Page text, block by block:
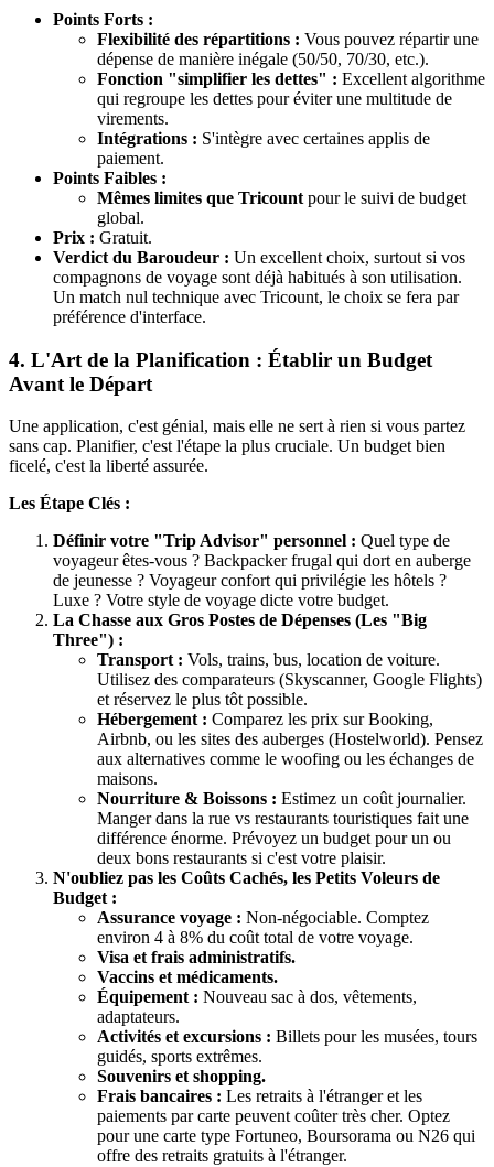
Points Forts :
Flexibilité des répartitions : Vous pouvez répartir une
dépense de manière inégale (50/50, 70/30, etc.).
Fonction "simplifier les dettes" : Excellent algorithme
qui regroupe les dettes pour éviter une multitude de
virements.
Intégrations : S'intègre avec certaines applis de
paiement.
Points Faibles :
Mêmes limites que Tricount pour le suivi de budget
global.
Prix : Gratuit.
Verdict du Baroudeur : Un excellent choix, surtout si vos
compagnons de voyage sont déjà habitués à son utilisation.
Un match nul technique avec Tricount, le choix se fera par
préférence d'interface.
4. L'Art de la Planification : Établir un Budget
Avant le Départ
Une application, c'est génial, mais elle ne sert à rien si vous partez
sans cap. Planifier, c'est l'étape la plus cruciale. Un budget bien
ficelé, c'est la liberté assurée.
Les Étape Clés :
Définir votre "Trip Advisor" personnel : Quel type de
voyageur êtes-vous ? Backpacker frugal qui dort en auberge
de jeunesse ? Voyageur confort qui privilégie les hôtels ?
Luxe ? Votre style de voyage dicte votre budget.
La Chasse aux Gros Postes de Dépenses (Les "Big
Three") :
Transport : Vols, trains, bus, location de voiture.
Utilisez des comparateurs (Skyscanner, Google Flights)
et réservez le plus tôt possible.
Hébergement : Comparez les prix sur Booking,
Airbnb, ou les sites des auberges (Hostelworld). Pensez
aux alternatives comme le woofing ou les échanges de
maisons.
Nourriture & Boissons : Estimez un coût journalier.
Manger dans la rue vs restaurants touristiques fait une
différence énorme. Prévoyez un budget pour un ou
deux bons restaurants si c'est votre plaisir.
N'oubliez pas les Coûts Cachés, les Petits Voleurs de
Budget :
Assurance voyage : Non-négociable. Comptez
environ 4 à 8% du coût total de votre voyage.
Visa et frais administratifs.
Vaccins et médicaments.
Équipement : Nouveau sac à dos, vêtements,
adaptateurs.
Activités et excursions : Billets pour les musées, tours
guidés, sports extrêmes.
Souvenirs et shopping.
Frais bancaires : Les retraits à l'étranger et les
paiements par carte peuvent coûter très cher. Optez
pour une carte type Fortuneo, Boursorama ou N26 qui
offre des retraits gratuits à l'étranger.